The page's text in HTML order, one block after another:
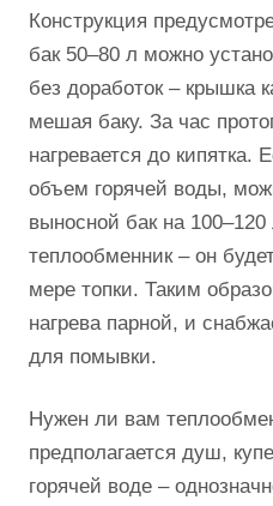
Конструкция
бак 50–80 л можно
без доработок – крышка
мешая баку. За час
нагревается до
объем горячей воды,
выносной бак на 100–120
теплообменник – он
мере топки. Таким
нагрева парной, и
для помывки.
Нужен ли вам
предполагается душ,
горячей воде –